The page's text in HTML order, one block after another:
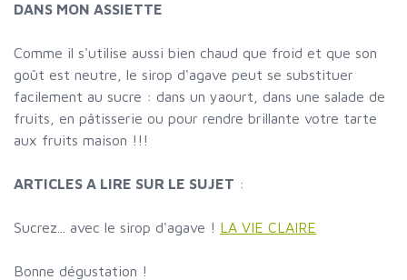
DANS MON ASSIETTE
Comme il s'utilise aussi bien chaud que froid et que son
goût est neutre, le sirop d'agave peut se substituer
facilement au sucre : dans un yaourt, dans une salade de
fruits, en pâtisserie ou pour rendre brillante votre tarte
aux fruits maison !!!
ARTICLES A LIRE SUR LE SUJET :
Sucrez... avec le sirop d'agave ! LA VIE CLAIRE
Bonne dégustation !